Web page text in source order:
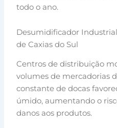
todo o ano.
Desumidificador
de Caxias do Sul
Centros de distribuição
volumes de mercadorias
constante de docas
úmido, aumentando o
danos aos produtos.